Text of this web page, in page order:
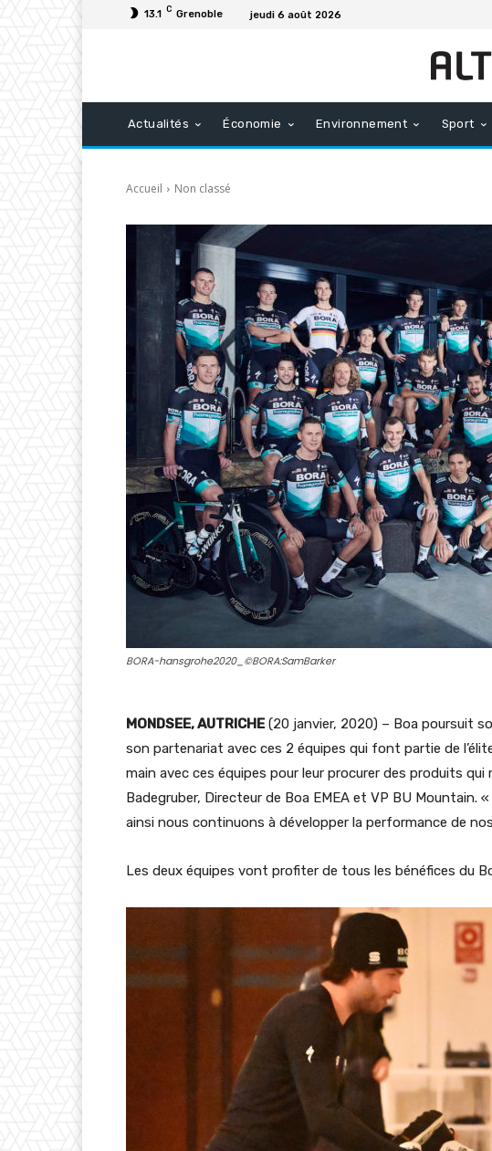
13.1 C Grenoble jeudi 6 août 2026
Actualités Économie Environnement Sport
Accueil Non classé
BORA-hansgrohe2020_©BORA:SamBarker
MONDSEE, AUTRICHE(20 janvier, 2020) – Boa poursuit
son partenariat avec ces 2 équipes qui font partie de
main avec ces équipes pour leur procurer des produits
Badegruber, Directeur de Boa EMEA et VP BU
ainsi nous continuons à développer la performance de
Les deux équipes vont profiter de tous les bénéfices du